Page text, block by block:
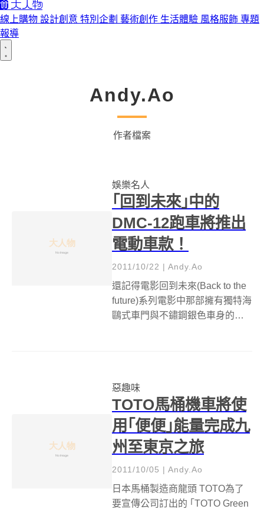
線上購物 設計創意 特別企劃 藝術創作 生活體驗 風格服飾 專題
報導
Andy.Ao
作者檔案
娛樂名人
｢回到未來｣中的
DMC-12跑車將推出
電動車款！
2011/10/22 | Andy.Ao
還記得電影回到未來(Back to the
future)系列電影中那部擁有獨特海
鷗式車門與不鏽鋼銀色車身的
惡趣味
TOTO馬桶機車將使
用｢便便｣能量完成九
州至東京之旅
2011/10/05 | Andy.Ao
日本馬桶製造商龍頭 TOTO為了
要宣傳公司訂出的 ｢TOTO Green